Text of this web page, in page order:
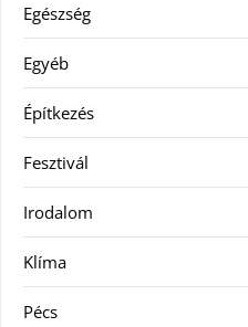
Egészség
Egyéb
Építkezés
Fesztivál
Irodalom
Klíma
Pécs